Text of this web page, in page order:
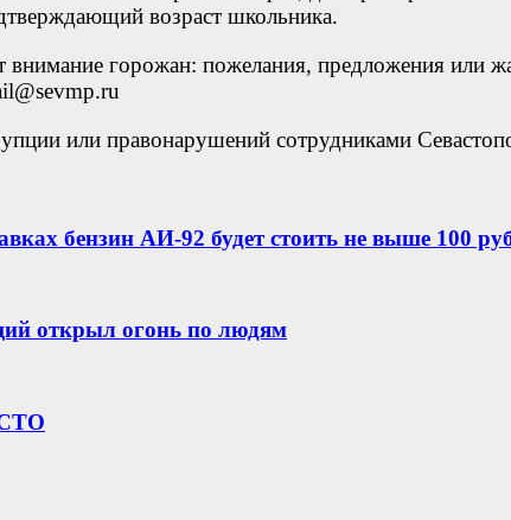
возраст школьника.
горожан: пожелания, предложения или
или правонарушений сотрудниками
бензин АИ-92 будет стоить не выше 100
открыл огонь по людям